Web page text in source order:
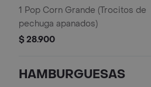
1 Pop Corn Grande (Trocitos de
pechuga apanados)
$ 28.900
HAMBURGUESAS